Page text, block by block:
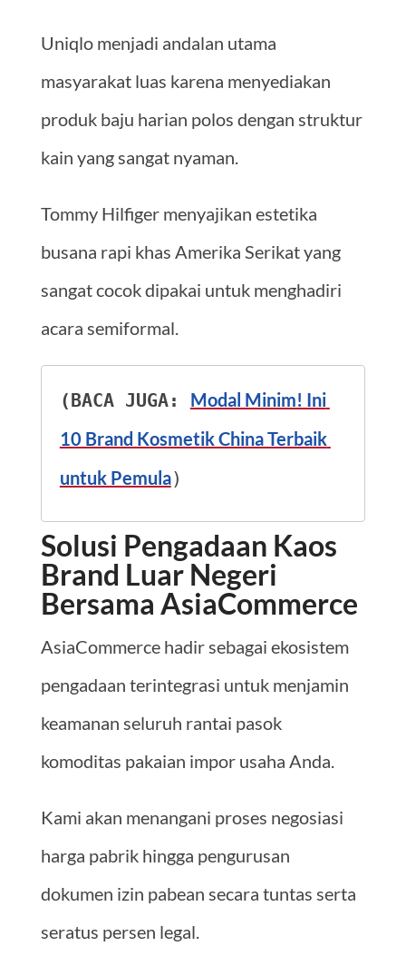
Uniqlo menjadi andalan utama
masyarakat luas karena menyediakan
produk baju harian polos dengan struktur
kain yang sangat nyaman.
Tommy Hilfiger menyajikan estetika
busana rapi khas Amerika Serikat yang
sangat cocok dipakai untuk menghadiri
acara semiformal.
(BACA JUGA: Modal Minim! Ini
10 Brand Kosmetik China Terbaik
untuk Pemula)
Solusi Pengadaan Kaos
Brand Luar Negeri
Bersama AsiaCommerce
AsiaCommerce hadir sebagai ekosistem
pengadaan terintegrasi untuk menjamin
keamanan seluruh rantai pasok
komoditas pakaian impor usaha Anda.
Kami akan menangani proses negosiasi
harga pabrik hingga pengurusan
dokumen izin pabean secara tuntas serta
seratus persen legal.